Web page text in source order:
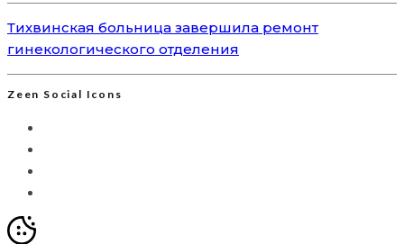
Тихвинская больница завершила ремонт
гинекологического отделения
Zeen Social Icons